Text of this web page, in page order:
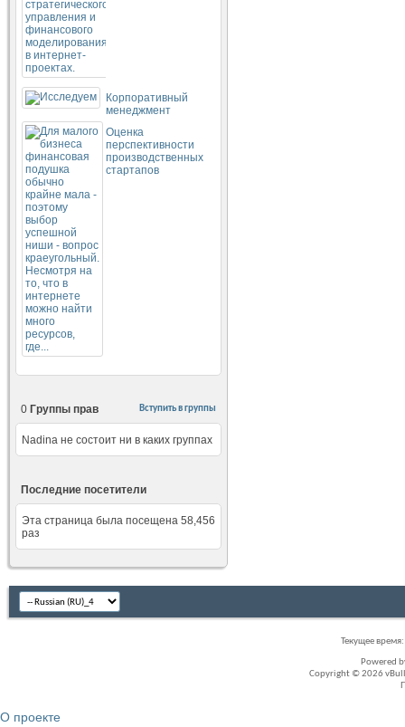
Корпоративный
менеджмент
Оценка
перспективности
производственных
стартапов
Вступить в группы
0 Группы прав
Nadina не состоит ни в каких группах
Последние посетители
Эта страница была посещена 58,456
раз
Текущее время:
Powered
Copyright © 2026
О проекте